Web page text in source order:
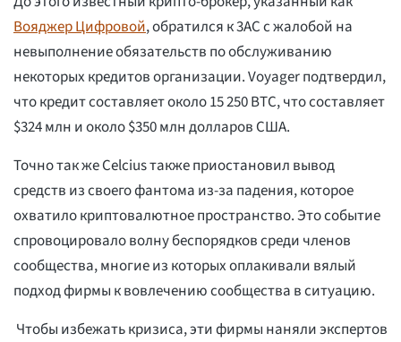
Вояджер Цифровой, обратился к 3AC с жалобой на
невыполнение обязательств по обслуживанию
некоторых кредитов организации. Voyager подтвердил,
что кредит составляет около 15 250 BTC, что составляет
$324 млн и около $350 млн долларов США.
Точно так же Celcius также приостановил вывод
средств из своего фантома из-за падения, которое
охватило криптовалютное пространство. Это событие
спровоцировало волну беспорядков среди членов
сообщества, многие из которых оплакивали вялый
подход фирмы к вовлечению сообщества в ситуацию.
Чтобы избежать кризиса, эти фирмы наняли экспертов